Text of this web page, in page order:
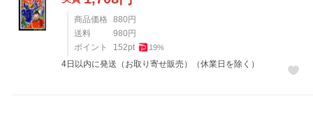
商品価格 880円
送料
980円
ポイント
152pt 19%
4日以内に発送（お取り寄せ販売）（休業日を除く）